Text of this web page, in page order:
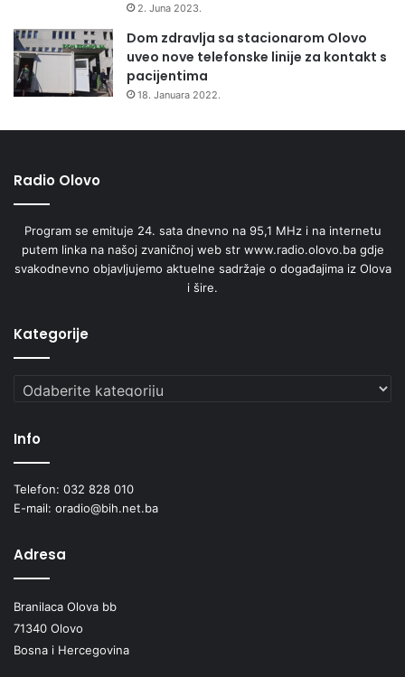
2. Juna 2023.
Dom zdravlja sa stacionarom Olovo
uveo nove telefonske linije za kontakt s
pacijentima
18. Januara 2022.
Radio Olovo
Program se emituje 24. sata dnevno na 95,1 MHz i na internetu
putem linka na našoj zvaničnoj web str www.radio.olovo.ba gdje
svakodnevno objavljujemo aktuelne sadržaje o događajima iz Olova
i šire.
Kategorije
Kategorije
Info
Telefon: 032 828 010
E-mail: oradio@bih.net.ba
Adresa
Branilaca Olova bb
71340 Olovo
Bosna i Hercegovina